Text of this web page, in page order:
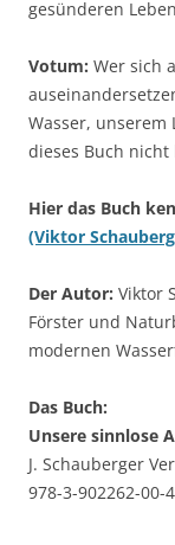
gesünderen
Votum: Wer sich
Wasser,
dieses Buch nicht
Hier das Buch
(Viktor
Der Autor: Viktor
Förster und
modernen
Das Buch:
Unsere sinnlose
J. Schauberger
978-3-902262-00-4